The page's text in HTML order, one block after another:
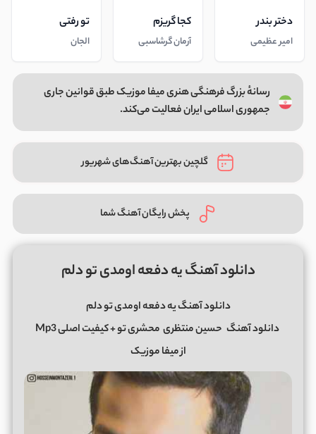
دختر بندر
امیر عظیمی
کجا گریزم
آرمان گرشاسبی
تو رفتی
الجان
رسانهٔ بزرگ فرهنگی هنری میفا موزیک طبق قوانین جاری
جمهوری اسلامی ایران فعالیت می‌کند.
گلچین بهترین آهنگ‌های شهریور
پخش رایگان آهنگ شما
دانلود آهنگ یه دفعه اومدی تو دلم
دانلود آهنگ یه دفعه اومدی تو دلم
دانلود آهنگ حسین منتظری
محشری تو + کیفیت اصلی Mp3
از میفا موزیک